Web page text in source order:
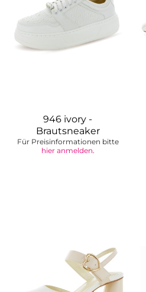
946 ivory -
Brautsneaker
Für Preisinformationen bitte
hier anmelden.